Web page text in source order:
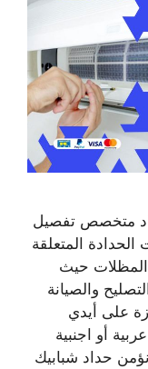
متخصص تفصيل
المتعلقة
المظلات حيث
والصيانة
على أيدي
أو اجنبية
حداد شبابيك